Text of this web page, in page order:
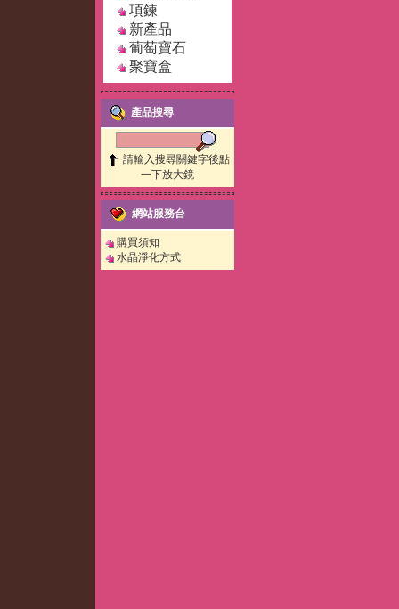
項鍊
新產品
葡萄寶石
聚寶盒
產品搜尋
請輸入搜尋關鍵字後點
一下放大鏡
網站服務台
購買須知
水晶淨化方式